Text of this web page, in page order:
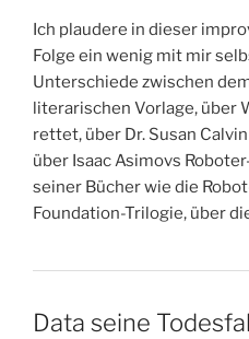
Ich plaudere in dieser
Folge ein wenig mit mir
Unterschiede zwischen
literarischen Vorlage, über
rettet, über Dr. Susan
über Isaac Asimovs
seiner Bücher wie die
Foundation-Trilogie, über
Data seine